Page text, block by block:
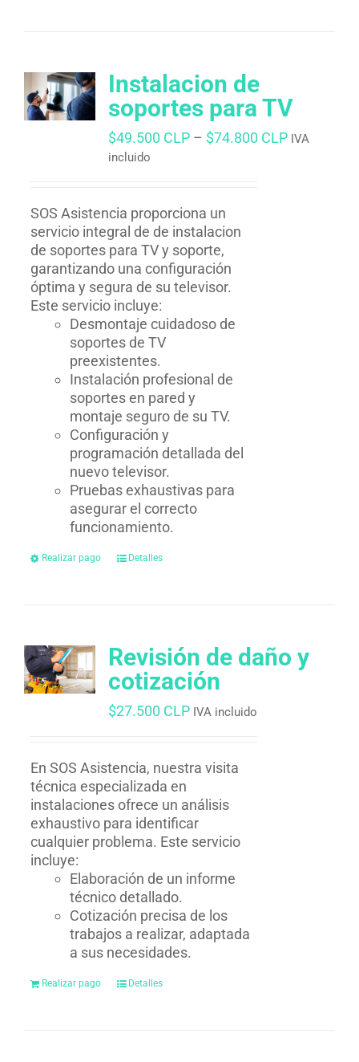
Instalacion de
soportes para TV
$49.500 CLP– $74.800 CLP IVA
incluido
SOS Asistencia proporciona un
servicio integral de de instalacion
de soportes para TV y soporte,
garantizando una configuración
óptima y segura de su televisor.
Este servicio incluye:
Desmontaje cuidadoso de
soportes de TV
preexistentes.
Instalación profesional de
soportes en pared y
montaje seguro de su TV.
Configuración y
programación detallada del
nuevo televisor.
Pruebas exhaustivas para
asegurar el correcto
funcionamiento.
Realizar pago Detalles
Revisión de daño y
cotización
$27.500 CLP IVA incluido
En SOS Asistencia, nuestra visita
técnica especializada en
instalaciones ofrece un análisis
exhaustivo para identificar
cualquier problema. Este servicio
incluye:
Elaboración de un informe
técnico detallado.
Cotización precisa de los
trabajos a realizar, adaptada
a sus necesidades.
Realizar pago Detalles